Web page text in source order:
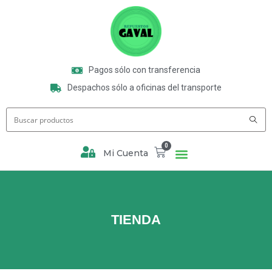
Pagos sólo con transferencia
Despachos sólo a oficinas del transporte
Mi Cuenta
0
TIENDA